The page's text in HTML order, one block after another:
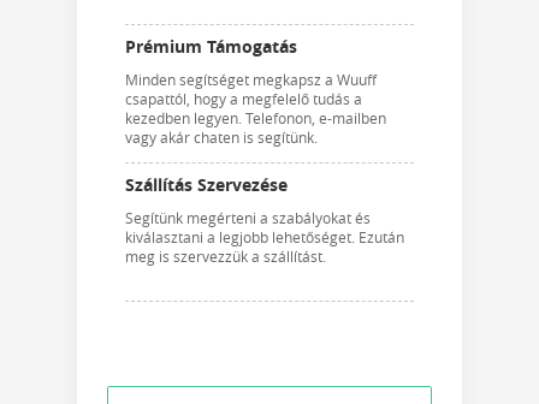
Prémium Támogatás
Minden segítséget megkapsz a Wuuff
csapattól, hogy a megfelelő tudás a
kezedben legyen. Telefonon, e-mailben
vagy akár chaten is segítünk.
Szállítás Szervezése
Segítünk megérteni a szabályokat és
kiválasztani a legjobb lehetőséget. Ezután
meg is szervezzük a szállítást.